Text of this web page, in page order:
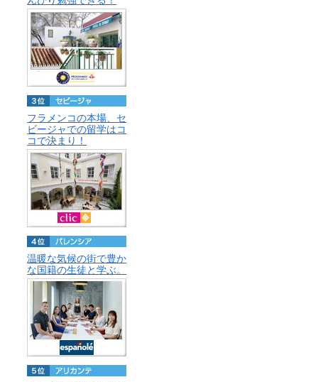
フラメンコの本場、セ
ビージャでの留学はコ
コで決まり！
温暖な気候の街で豊か
な国籍の生徒と学ぶ。